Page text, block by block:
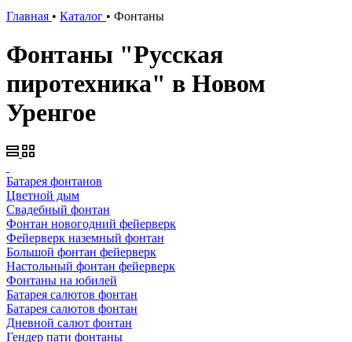
Главная • Каталог • Фонтаны
Фонтаны "Русская
пиротехника" в Новом
Уренгое
Батарея фонтанов
Цветной дым
Свадебный фонтан
Фонтан новогодний фейерверк
Фейерверк наземный фонтан
Большой фонтан фейерверк
Настольный фонтан фейерверк
Фонтаны на юбилей
Батарея салютов фонтан
Батарея салютов фонтан
Дневной салют фонтан
Гендер пати фонтаны